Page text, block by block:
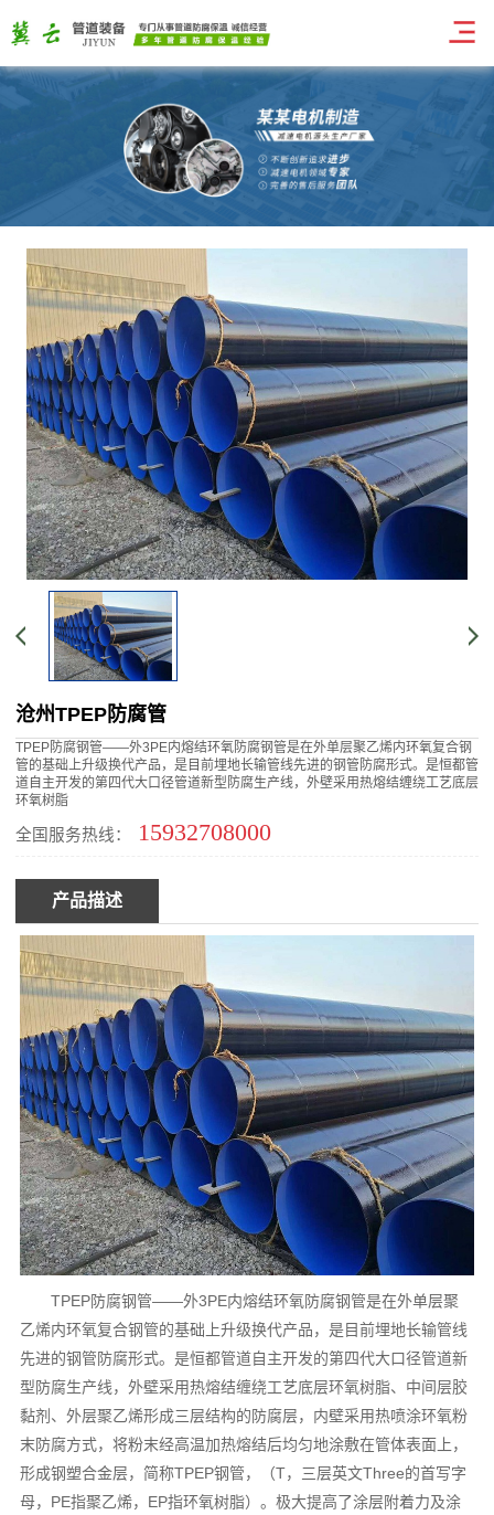
沧州TPEP防腐管
TPEP防腐钢管——外3PE内熔结环氧防腐钢管是在外单层聚乙烯内环氧复合钢
管的基础上升级换代产品，是目前埋地长输管线先进的钢管防腐形式。是恒都管
道自主开发的第四代大口径管道新型防腐生产线，外壁采用热熔结缠绕工艺底层
环氧树脂
全国服务热线： 15932708000
产品描述
TPEP防腐钢管——外3PE内熔结环氧防腐钢管是在外单层聚
乙烯内环氧复合钢管的基础上升级换代产品，是目前埋地长输管线
先进的钢管防腐形式。是恒都管道自主开发的第四代大口径管道新
型防腐生产线，外壁采用热熔结缠绕工艺底层环氧树脂、中间层胶
黏剂、外层聚乙烯形成三层结构的防腐层，内壁采用热喷涂环氧粉
末防腐方式，将粉末经高温加热熔结后均匀地涂敷在管体表面上，
形成钢塑合金层，简称TPEP钢管，（T，三层英文Three的首写字
母，PE指聚乙烯，EP指环氧树脂）。极大提高了涂层附着力及涂